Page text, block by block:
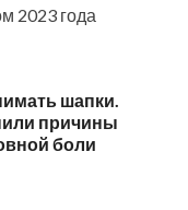
2023 года
шапки.
причины
боли